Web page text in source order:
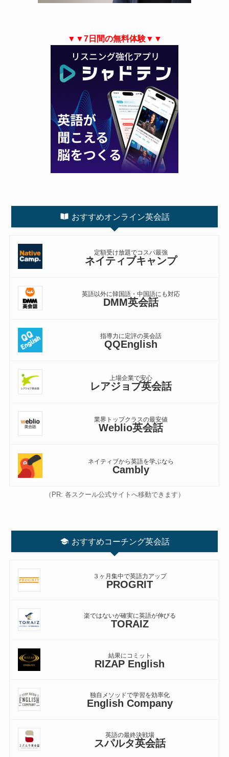
▼▼7日間の無料体験▼▼
おすすめオンライン英会話
定額受け放題でコスパ最強
ネイティブキャンプ
英語以外に韓国語・中国語にも対応
DMM英会話
指導力に定評の英会話
QQEnglish
上場企業で安心
レアジョブ英会話
業界トップクラスの最安値
Weblio英会話
ネイティブから英語を学ぶなら
Cambly
（PR: 各スクール公式サイトへ移動できます）
おすすめコーチング英会話
３ヶ月集中で英語力アップ
PROGRIT
楽ではないが確実に英語が伸びる
TORAIZ
結果にコミット
RIZAP English
独自メソッドで学習を効率化
English Company
英語の最終決戦場
スパルタ英会話